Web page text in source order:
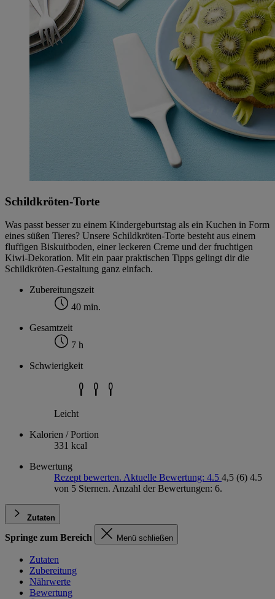
Schildkröten-Torte
Was passt besser zu einem Kindergeburtstag als ein Kuchen in Form
eines süßen Tieres? Unsere Schildkröten-Torte besteht aus einem
fluffigen Biskuitboden, einer leckeren Creme und der fruchtigen
Kiwi-Dekoration. Mit ein paar praktischen Tipps gelingt dir die
Schildkröten-Gestaltung ganz einfach.
Zubereitungszeit
40 min.
Gesamtzeit
7 h
Schwierigkeit
Leicht
Kalorien / Portion
331 kcal
Bewertung
Rezept bewerten. Aktuelle Bewertung: 4.5 4,5 (6) 4.5
von 5 Sternen. Anzahl der Bewertungen: 6.
Zutaten
Springe zum Bereich Menü schließen
Zutaten
Zubereitung
Nährwerte
Bewertung